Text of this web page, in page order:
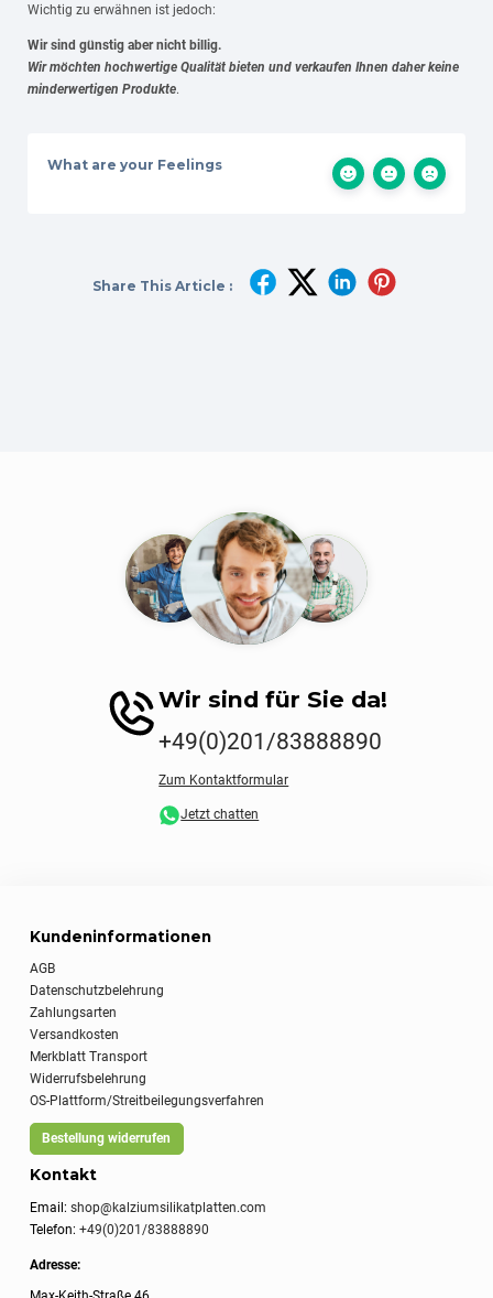
Wichtig zu erwähnen ist jedoch:
Wir sind günstig aber nicht billig.
Wir möchten hochwertige Qualität bieten und verkaufen Ihnen daher keine
minderwertigen Produkte.
What are your Feelings
Share This Article :
Wir sind für Sie da!
+49(0)201/83888890
Zum Kontaktformular
Jetzt chatten
Kundeninformationen
AGB
Datenschutzbelehrung
Zahlungsarten
Versandkosten
Merkblatt Transport
Widerrufsbelehrung
OS-Plattform/Streitbeilegungsverfahren
Bestellung widerrufen
Kontakt
Email:shop@kalziumsilikatplatten.com
Telefon:+49(0)201/83888890
Adresse: